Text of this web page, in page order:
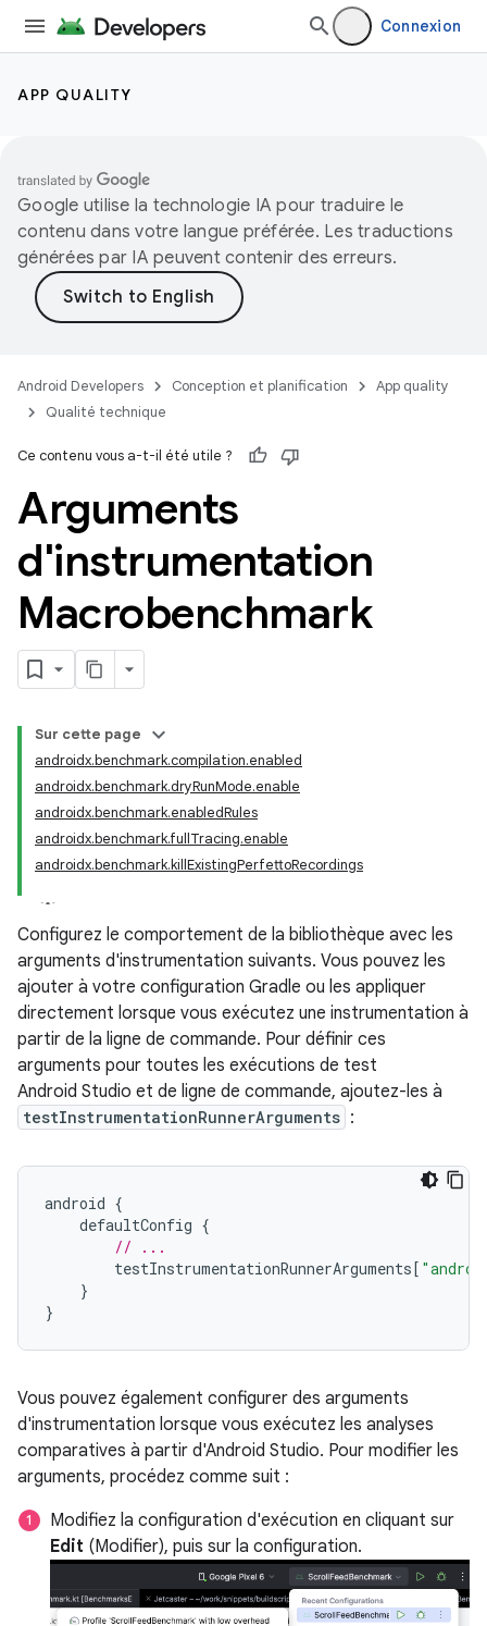
Connexion
APP QUALITY
Google utilise la technologie IA pour traduire le
contenu dans votre langue préférée. Les traductions
générées par IA peuvent contenir des erreurs.
Android Developers Conception et planification
App quality
Qualité technique
Ce contenu vous a-t-il été utile ?
Arguments
d'instrumentation
Macrobenchmark
Sur cette page
androidx.benchmark.compilation.enabled
androidx.benchmark.dryRunMode.enable
androidx.benchmark.enabledRules
androidx.benchmark.fullTracing.enable
androidx.benchmark.killExistingPerfettoRecordings
Configurez le comportement de la bibliothèque avec les
arguments d'instrumentation suivants. Vous pouvez les
ajouter à votre configuration Gradle ou les appliquer
directement lorsque vous exécutez une instrumentation à
partir de la ligne de commande. Pour définir ces
arguments pour toutes les exécutions de test
Android Studio et de ligne de commande, ajoutez-les à
testInstrumentationRunnerArguments :
android {
defaultConfig {
// ...
testInstrumentationRunnerArguments[
}
}
Vous pouvez également configurer des arguments
d'instrumentation lorsque vous exécutez les analyses
comparatives à partir d'Android Studio. Pour modifier les
arguments, procédez comme suit :
Modifiez la configuration d'exécution en cliquant sur
Edit (Modifier), puis sur la configuration.